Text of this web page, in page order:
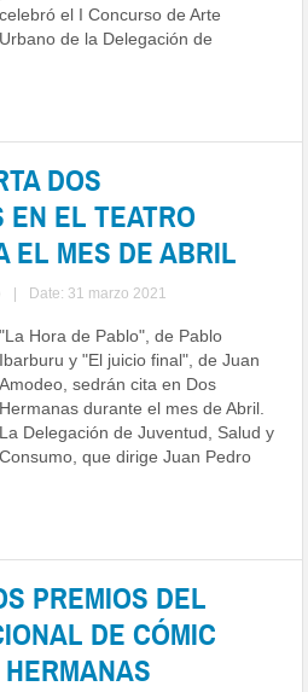
celebró el I Concurso de Arte
Urbano de la Delegación de
DOS
EN EL TEATRO
EL MES DE ABRIL
Date: 31 marzo 2021
"La Hora de Pablo", de Pablo
Ibarburu y "El juicio final", de Juan
Amodeo, sedrán cita en Dos
Hermanas durante el mes de Abril.
La Delegación de Juventud, Salud y
Consumo, que dirige Juan Pedro
PREMIOS DEL
DE CÓMIC